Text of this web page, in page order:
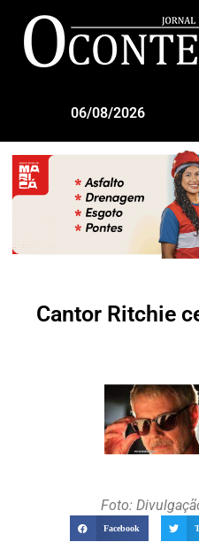
06/08/2026
Cantor Ritchie
Foto:
Facebook